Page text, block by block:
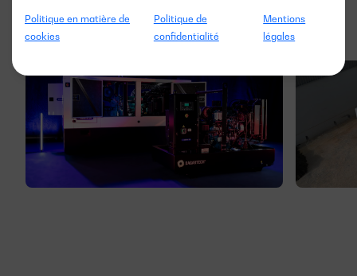
Politique en matière de
cookies
Politique de
confidentialité
Mentions
légales